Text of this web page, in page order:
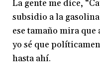
La gente me dice,
subsidio a la
ese tamaño mira que
yo sé que
hasta ahí.